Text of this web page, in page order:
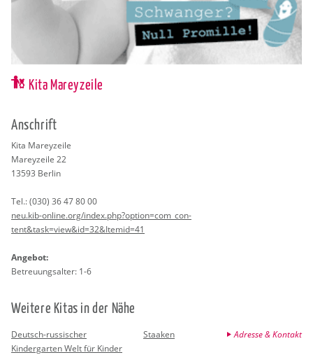
Kita Mareyzeile
An­schrift
Kita Ma­rey­zei­le
Ma­rey­zei­le 22
13593 Ber­lin
Tel.:(030) 36 47 80 00
neu.​kib-on­line.org/index.​php?op­ti­on=com_­con­
tent&task=view&id=32&Itemid=41
An­ge­bot:
Be­treu­ungs­al­ter: 1-6
Wei­te­re Kitas in der Nähe
Deutsch-russischer
Kindergarten Welt für Kinder
Staaken Adresse & Kontakt